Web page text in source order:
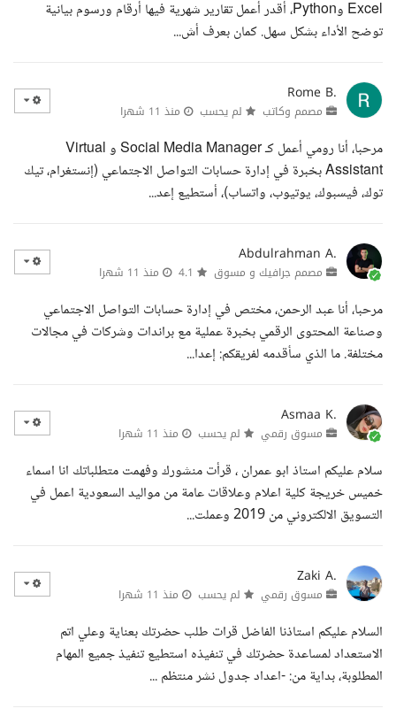
Excel وPython، أقدر أعمل تقارير شهرية فيها أرقام ورسوم بيانية
توضح الأداء بشكل سهل. كمان بعرف أش...
Rome B.
مصمم وكاتب لم يحسب منذ 11 شهرا
مرحبا، أنا رومي أعمل كـ Social Media Manager و Virtual
Assistant بخبرة في إدارة حسابات التواصل الاجتماعي (إنستغرام، تيك
توك، فيسبوك، يوتيوب، واتساب)، أستطيع إعد...
Abdulrahman A.
مصمم جرافيك و مسوق منذ 11 شهرا
مرحبا، أنا عبد الرحمن، مختص في إدارة حسابات التواصل الاجتماعي
وصناعة المحتوى الرقمي بخبرة عملية مع براندات وشركات في مجالات
مختلفة. ما الذي سأقدمه لفريقكم: إعدا...
Asmaa K.
مسوق رقمي لم يحسب منذ 11 شهرا
سلام عليكم استاذ ابو عمران ، قرأت منشورك وفهمت متطلباتك انا اسماء
خميس خريجة كلية اعلام وعلاقات عامة من مواليد السعودية اعمل في
التسويق الالكتروني من 2019 وعملت...
Zaki A.
مسوق رقمي لم يحسب منذ 11 شهرا
السلام عليكم استاذنا الفاضل قرات طلب حضرتك بعناية وعلي اتم
الاستعداد لمساعدة حضرتك في تنفيذه استطيع تنفيذ جميع المهام
المطلوبة، بداية من: -اعداد جدول نشر منتظم ...